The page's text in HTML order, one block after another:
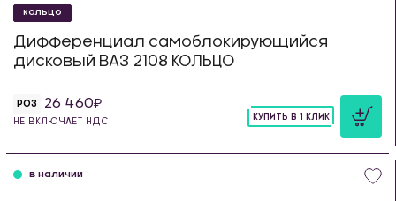
КОЛЬЦО
Дифференциал самоблокирующийся
дисковый ВАЗ 2108 КОЛЬЦО
РОЗ 26 460
НЕ ВКЛЮЧАЕТ НДС
КУПИТЬ В 1 КЛИК
в наличии